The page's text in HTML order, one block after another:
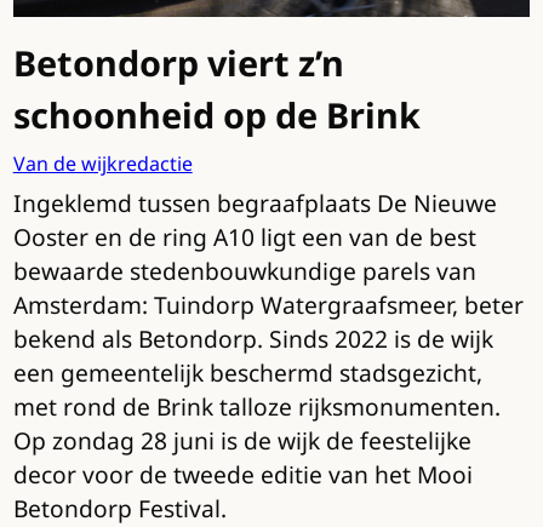
Betondorp viert z’n
schoonheid op de Brink
Van de wijkredactie
Ingeklemd tussen begraafplaats De Nieuwe
Ooster en de ring A10 ligt een van de best
bewaarde stedenbouwkundige parels van
Amsterdam: Tuindorp Watergraafsmeer, beter
bekend als Betondorp. Sinds 2022 is de wijk
een gemeentelijk beschermd stadsgezicht,
met rond de Brink talloze rijksmonumenten.
Op zondag 28 juni is de wijk de feestelijke
decor voor de tweede editie van het Mooi
Betondorp Festival.